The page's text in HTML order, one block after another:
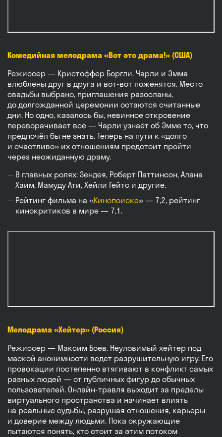
Комедийная мелодрама «Вот это драма!» (США)
Режиссер — Кристоффер Боргли. Чарли и Эмма
влюблены друг в друга и вот-вот поженятся. Место
свадьбы выбрано, приглашения разосланы,
до долгожданной церемонии остаются считанные
дни. Но одно, казалось бы, невинное откровение
переворачивает всё — Чарли узнаёт об Эмме то, что
предпочёл бы не знать. Теперь на пути к «долго
и счастливо» их отношениям предстоит пройти
через неожиданную драму.
В главных ролях: Зендея, Роберт Паттинсон, Алана
Хаим, Мамуду Ати, Хейли Гейтс и другие.
Рейтинг фильма на «Кинопоиске» — 7,2, рейтинг
кинокритиков в мире — 7,1.
Мелодрама «Хейтер» (Россия)
Режиссер — Максим Боев. Неуловимый хейтер под
маской анонимности ведет разрушительную игру. Его
провокации постепенно втягивают в конфликт самых
разных людей — от публичных фигур до обычных
пользователей. Онлайн-травля выходит за пределы
виртуального пространства и начинает влиять
на реальные судьбы, разрушая отношения, карьеры
и доверие между людьми. Пока окружающие
пытаются понять, кто стоит за этим потоком